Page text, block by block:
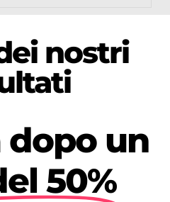
nostri
dopo un
50%